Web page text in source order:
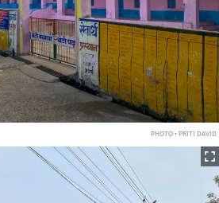
PHOTO • PRITI DAVID